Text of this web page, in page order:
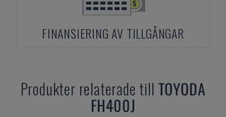
FINANSIERING AV TILLGÅNGAR
Produkter relaterade till TOYODA
FH400J